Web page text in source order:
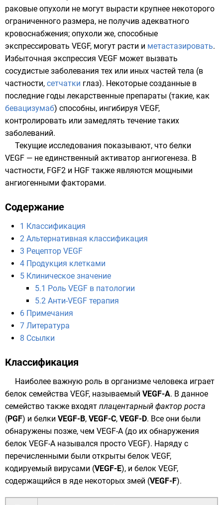
раковые опухоли не могут вырасти крупнее некоторого
ограниченного размера, не получив адекватного
кровоснабжения; опухоли же, способные
экспрессировать VEGF, могут расти и метастазировать.
Избыточная экспрессия VEGF может вызвать
сосудистые заболевания тех или иных частей тела (в
частности, сетчатки глаз). Некоторые созданные в
последние годы лекарственные препараты (такие, как
бевацизумаб) способны, ингибируя VEGF,
контролировать или замедлять течение таких
заболеваний.
Текущие исследования показывают, что белки
VEGF — не единственный активатор ангиогенеза. В
частности, FGF2 и HGF также являются мощными
ангиогенными факторами.
Содержание
1 Классификация
2 Альтернативная классификация
3 Рецептор VEGF
4 Продукция клетками
5 Клиническое значение
5.1 Роль VEGF в патологии
5.2 Анти-VEGF терапия
6 Примечания
7 Литература
8 Ссылки
Классификация
Наиболее важную роль в организме человека играет
белок семейства VEGF, называемый VEGF-A. В данное
семейство также входят плацентарный фактор роста
(PGF) и белки VEGF-B, VEGF-C, VEGF-D. Все они были
обнаружены позже, чем VEGF-A (до их обнаружения
белок VEGF-А назывался просто VEGF). Наряду с
перечисленными были открыты белок VEGF,
кодируемый вирусами (VEGF-E), и белок VEGF,
содержащийся в яде некоторых змей (VEGF-F).